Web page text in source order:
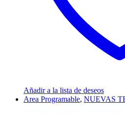
Añadir a la lista de deseos
Area Programable, NUEVAS